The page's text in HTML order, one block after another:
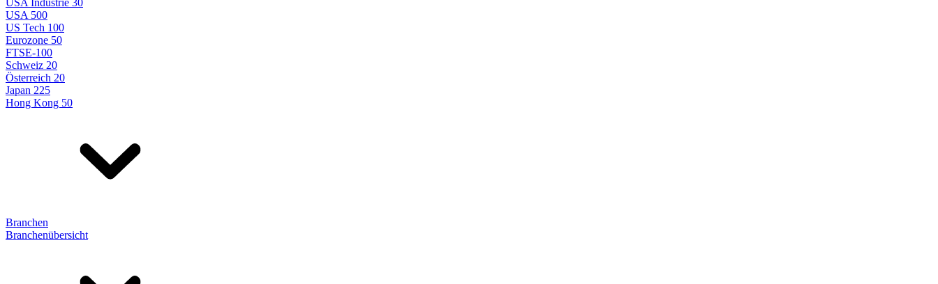
USA Industrie 30
USA 500
US Tech 100
Eurozone 50
FTSE-100
Schweiz 20
Österreich 20
Japan 225
Hong Kong 50
Branchen
Branchenübersicht